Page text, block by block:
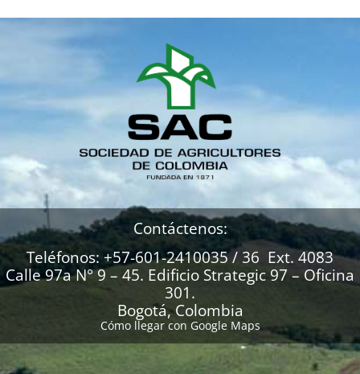
Contáctenos:
Teléfonos: +57-601-2410035 / 36 Ext. 4083
Calle 97a N° 9 – 45. Edificio Strategic 97 – Oficina
301.
Bogotá, Colombia
Cómo llegar con Google Maps